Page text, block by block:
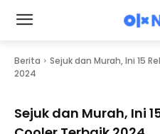
Berita
Sejuk dan Murah, Ini 15
2024
Sejuk dan Murah, Ini